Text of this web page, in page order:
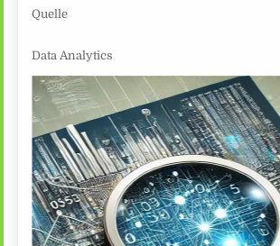
Quelle
Data Analytics